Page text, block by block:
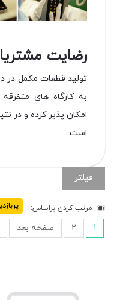
رضایت
تولید قطعات مکمل در
به کارگاه های
امکان پذیر کرده و در
است.
فیلتر
مرتب کردن براساس:
1
2 صفحه بعد